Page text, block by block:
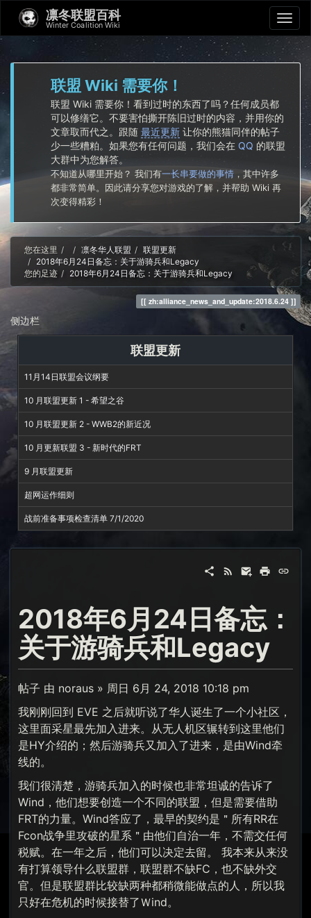
凛冬联盟百科
Winter Coalition Wiki
联盟 Wiki 需要你！
联盟 Wiki 需要你！看到过时的东西了吗？任何成员都
可以修缮它。不要害怕撕开陈旧过时的内容，并用你的
文章取而代之。跟随最近更新 让你的熊猫同伴的帖子
少一些糟粕。如果您有任何问题，我们会在 QQ 的联盟
大群中为您解答。
不知道从哪里开始？ 我们有一长串要做的事情 ，其中许多
都非常简单。因此请分享您对游戏的了解，并帮助 Wiki 再
次变得精彩！
您在这里 Home凛冬华人联盟
联盟更新
2018年6月24日备忘：关于游骑兵和Legacy
您的足迹
2018年6月24日备忘：关于游骑兵和Legacy
zh:alliance_news_and_update:2018.6.24
侧边栏
联盟更新
11月14日联盟会议纲要
10 月联盟更新 1 - 希望之谷
10 月联盟更新 2 - WWB2的新近况
10 月更新联盟 3 - 新时代的FRT
9 月联盟更新
超网运作细则
战前准备事项检查清单 7/1/2020
2018年6月24日备忘：
关于游骑兵和Legacy
帖子 由 noraus » 周日 6月 24, 2018 10:18 pm
我刚刚回到 EVE 之后就听说了华人诞生了一个小社区，
这里面采星最先加入进来。从无人机区辗转到这里他们
是HY介绍的；然后游骑兵又加入了进来，是由Wind牵
线的。
我们很清楚，游骑兵加入的时候也非常坦诚的告诉了
Wind，他们想要创造一个不同的联盟，但是需要借助
FRT的力量。Wind答应了，最早的契约是＂所有RR在
Fcon战争里攻破的星系＂由他们自治一年，不需交任何
税赋。在一年之后，他们可以决定去留。 我本来从来没
有打算领导什么联盟群，联盟群不缺FC，也不缺外交
官。但是联盟群比较缺两种都稍微能做点的人，所以我
只好在危机的时候接替了Ｗind。